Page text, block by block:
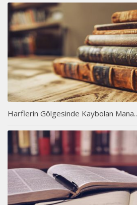
Harflerin Gölgesinde Kaybolan Mana..